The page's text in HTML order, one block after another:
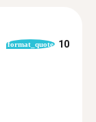
format_quote 10